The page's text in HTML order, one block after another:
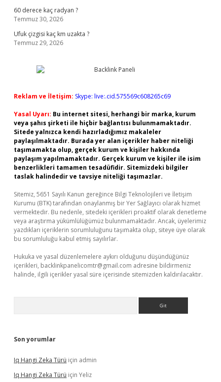
60 derece kaç radyan ?
Temmuz 30, 2026
Ufuk çizgisi kaç km uzakta ?
Temmuz 29, 2026
Reklam ve İletişim: Skype: live:.cid.575569c608265c69
Yasal Uyarı: Bu internet sitesi, herhangi bir marka, kurum
veya şahıs şirketi ile hiçbir bağlantısı bulunmamaktadır.
Sitede yalnızca kendi hazırladığımız makaleler
paylaşılmaktadır. Burada yer alan içerikler haber niteliği
taşımamakta olup, gerçek kurum ve kişiler hakkında
paylaşım yapılmamaktadır. Gerçek kurum ve kişiler ile isim
benzerlikleri tamamen tesadüfidir. Sitemizdeki bilgiler
taslak halindedir ve tavsiye niteliği taşımazlar.
Sitemiz, 5651 Sayılı Kanun gereğince Bilgi Teknolojileri ve İletişim
Kurumu (BTK) tarafından onaylanmış bir Yer Sağlayıcı olarak hizmet
vermektedir. Bu nedenle, sitedeki içerikleri proaktif olarak denetleme
veya araştırma yükümlülüğümüz bulunmamaktadır. Ancak, üyelerimiz
yazdıkları içeriklerin sorumluluğunu taşımakta olup, siteye üye olarak
bu sorumluluğu kabul etmiş sayılırlar.
Hukuka ve yasal düzenlemelere aykırı olduğunu düşündüğünüz
içerikleri, backlinkpanelicomtr@gmail.com adresine bildirmeniz
halinde, ilgili içerikler yasal süre içerisinde sitemizden kaldırılacaktır.
Son yorumlar
Iq Hangi Zeka Türü için admin
Iq Hangi Zeka Türü için Yeliz